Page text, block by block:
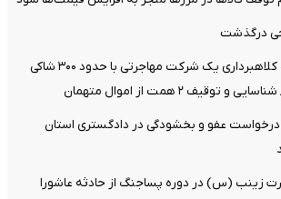
درگذشت
رسیدگی به پرونده کلاهبرداری یک شرکت مهاجرتی با حدود ۳۰۰ شاکی
۲ همت از اموال متهمان
درخواست عفو و بخشودگی در دادگستری استان
زینب (س) در دوره پساجنگ از حادثه عاشورا